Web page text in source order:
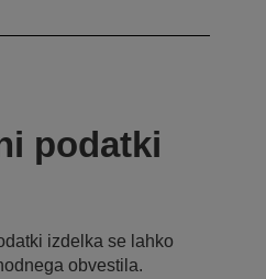
podatki
izdelka se lahko
obvestila.